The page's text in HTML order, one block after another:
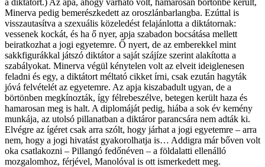
Minerva pedig bemerészkedett az oroszlánbarlangba. Ezúttal is
visszautasítva a szexuális közeledést felajánlotta a diktátornak:
vessenek kockát, és ha ő nyer, apja szabadon bocsátása mellett
beiratkozhat a jogi egyetemre. Ő nyert, de az emberekkel mint
sakkfigurákkal játszó diktátor a saját szájíze szerint alakította a
szabályokat. Minerva végül kénytelen volt az elveit ideiglenesen
feladni és egy, a diktátort méltató cikket írni, csak ezután hagyták
jóvá felvételét az egyetemre. Az apja kiszabadult ugyan, de a
börtönben megkínozták, így félrebeszélve, betegen került haza és
hamarosan meg is halt. A diplomáját pedig, hiába a sok év kemény
munkája, az utolsó pillanatban a diktáror parancsára nem adták ki.
Elvégre az ígéret csak arra szólt, hogy járhat a jogi egyetemre – arra
nem, hogy a jogi hivatást gyakorolhatja is… Addigra már bőven volt
oka csatlakozni – Pillangó fedőnéven – a földalatti ellenálló
mozgalomhoz, férjével, Manolóval is ott ismerkedett meg.